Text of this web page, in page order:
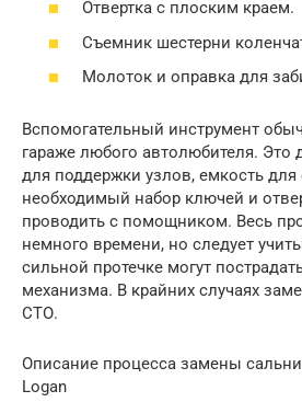
Отвертка с плоским краем.
Съемник шестерни
Молоток и оправка для
Вспомогательный инструмент
гараже любого автолюбителя.
для поддержки узлов, емкость
необходимый набор ключей и
проводить с помощником. Весь
немного времени, но следует
сильной протечке могут
механизма. В крайних случаях
СТО.
Описание процесса замены
Logan